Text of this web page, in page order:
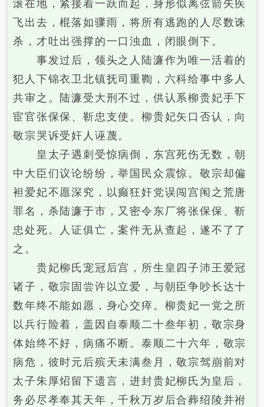
滚在地，紧接着一跃而起，身形似离弦箭矢疾
飞出去，棍落如骤雨，将所有逃跑的人尽数诛
杀，才吐出强撑的一口浊血，闭眼倒下。
事发过后，领头之人陆濂作为唯一活着的
犯人下锦衣卫北镇抚司重鞫，六科给事中多人
共审之。陆濂受大刑不过，供认系柳贵妃手下
宦官张保保、靳忠支使。柳贵妃矢口否认，向
敬宗哭诉受奸人诬蔑。
皇太子遇刺受惊病倒，东宫死伤无数，朝
中大臣们议论纷纷，举国民众震惊。敬宗却偏
袒爱妃不愿深究，以癫狂奸党误闯宫闱之荒唐
罪名，杀陆濂于市，又密令东厂将张保保、靳
忠处死。人证俱亡，案件无从查起，遂不了了
之。
贵妃柳氏宠冠后宫，所生皇四子沛王爱冠
诸子，敬宗固尝许以立爱，与朝臣争吵长达十
数年终不能如愿，身心交瘁。柳贵妃一党之所
以兵行险着，盖因自泰顺二十叁年初，敬宗身
体始终不好，病痛不断。泰顺二十六年，敬宗
病危，彼时元后殡天未满叁月，敬宗驾崩前对
太子朱厚炤留下遗言，进封贵妃柳氏为皇后，
务必尽孝奉其天年，千秋万岁后合葬绍陵并祔